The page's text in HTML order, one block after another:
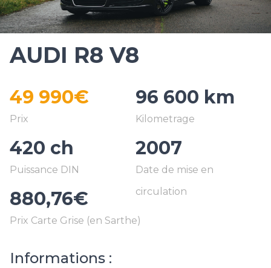
AUDI R8 V8
49 990€ 96 600 km
420 ch 2007
880,76€
Informations :